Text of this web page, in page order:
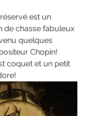
réservé est un
de chasse fabuleux
quelques
Chopin!
coquet et un petit